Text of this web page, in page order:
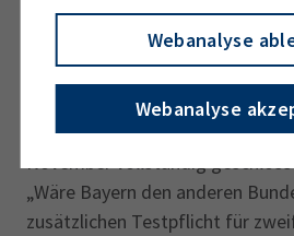
Webanalyse
Webanalyse
Gegebenheiten anzupassen.
der bayerischen Gastronomie
2Gplus-Bundesregelung
Bars, Kneipen und Discos in
anderen Bundesländern ja
November vollständig
„Wäre Bayern den anderen
zusätzlichen Testpflicht für